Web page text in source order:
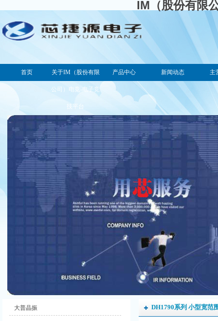
IM（股份有限
首页 关于IM（股份有限
公司）电竞-电子竞
技平台
产品中心 新闻动态 主
DH1790系列 小型宽范
大普晶振